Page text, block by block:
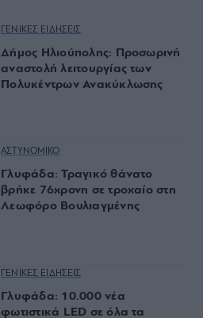
ΓΕΝΙΚΕΣ ΕΙΔΗΣΕΙΣ
Δήμος Ηλιούπολης: Προσωρινή
αναστολή λειτουργίας των
Πολυκέντρων Ανακύκλωσης
ΑΣΤΥΝΟΜΙΚΟ
Γλυφάδα: Τραγικό θάνατο
βρήκε 76χρονη σε τροχαίο στη
Λεωφόρο Βουλιαγμένης
ΓΕΝΙΚΕΣ ΕΙΔΗΣΕΙΣ
Γλυφάδα: 10.000 νέα
φωτιστικά LED σε όλα τα